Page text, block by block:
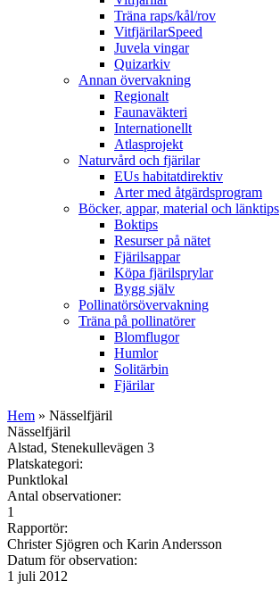
Träna raps/kål/rov
VitfjärilarSpeed
Juvela vingar
Quizarkiv
Annan övervakning
Regionalt
Faunaväkteri
Internationellt
Atlasprojekt
Naturvård och fjärilar
EUs habitatdirektiv
Arter med åtgärdsprogram
Böcker, appar, material och länktips
Boktips
Resurser på nätet
Fjärilsappar
Köpa fjärilsprylar
Bygg själv
Pollinatörsövervakning
Träna på pollinatörer
Blomflugor
Humlor
Solitärbin
Fjärilar
Hem » Nässelfjäril
Nässelfjäril
Alstad, Stenekullevägen 3
Platskategori:
Punktlokal
Antal observationer:
1
Rapportör:
Christer Sjögren och Karin Andersson
Datum för observation:
1 juli 2012